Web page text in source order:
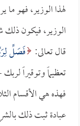
لهذا الوزير، فهو ما
الوزير، فيكون ذلك
قال تعالى: فَصَلِّ
تعظيماً وتوقيراً
فهذه هي الأقسام
عبادة ثبت ذلك